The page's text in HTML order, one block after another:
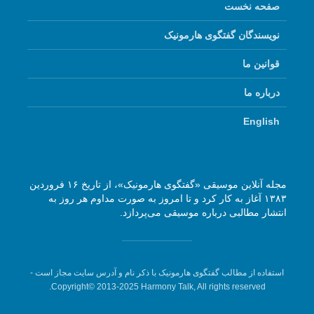
صفحه نخست
نویسندگان گفتگوی هارمونیک
قوانین ما
درباره ما
English
مجله آنلاین موسیقی «گفتگوی هارمونیک»، از تاریخ ۱۶ فروردین
۱۳۸۳ آغاز به کار کرد و تا امروز به صورت مداوم هر روز به
انتشار مطالبی درباره موسیقی می‌پردازد.
استفاده از مطالب گفتگوی هارمونیک با ذکر نام و آدرس سایت مجاز است -
Copyright© 2013-2025 Harmony Talk, All rights reserved.